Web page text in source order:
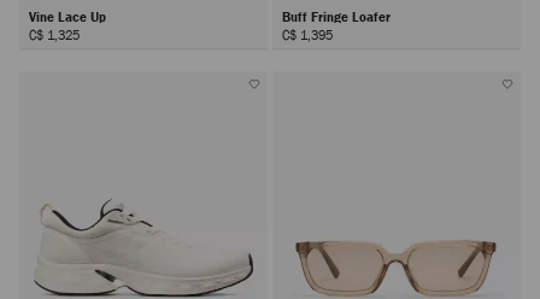
Vine Lace Up
C$ 1,325
Buff Fringe Loafer
C$ 1,395